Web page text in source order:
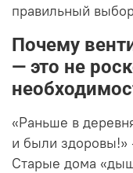
правильный
Почему
— это не
«Раньше в
и были здоровы!»
Старые дома